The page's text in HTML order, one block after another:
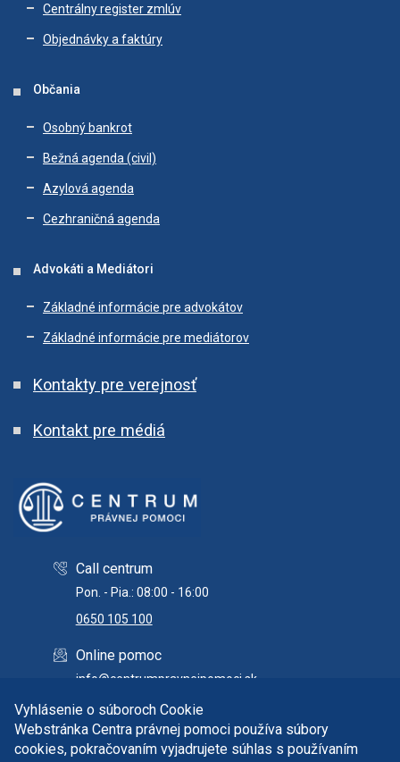
Vyhlásenie o súboroch Cookie
Webstránka Centra právnej pomoci používa súbory
cookies, pokračovaním vyjadrujete súhlas s používaním
Centrálny register zmlúv
Objednávky a faktúry
Občania
Osobný bankrot
Bežná agenda (civil)
Azylová agenda
Cezhraničná agenda
Advokáti a Mediátori
Základné informácie pre advokátov
Základné informácie pre mediátorov
Kontakty pre verejnosť
Kontakt pre médiá
Call centrum
Pon. - Pia.: 08:00 - 16:00
0650 105 100
Online pomoc
info@centrumpravnejpomoci.sk
Copyright © 2026 Centrum právnej pomoci. Všetky práva